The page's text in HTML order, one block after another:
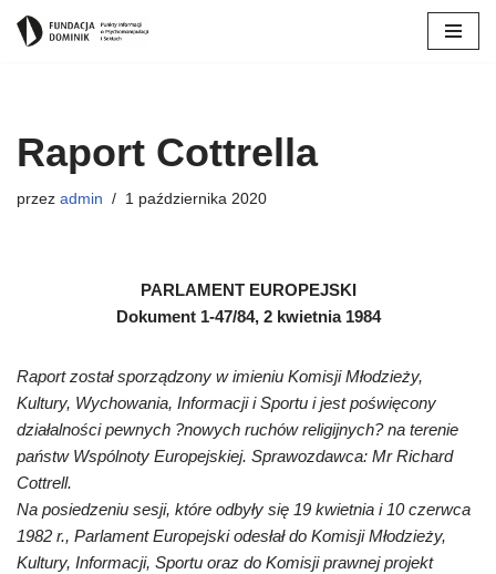
Raport Cottrella
przez admin 1 października 2020
PARLAMENT EUROPEJSKI
Dokument 1-47/84, 2 kwietnia 1984
Raport został sporządzony w imieniu Komisji Młodzieży,
Kultury, Wychowania, Informacji i Sportu i jest poświęcony
działalności pewnych ?nowych ruchów religijnych? na terenie
państw Wspólnoty Europejskiej. Sprawozdawca: Mr Richard
Cottrell.
Na posiedzeniu sesji, które odbyły się 19 kwietnia i 10 czerwca
1982 r., Parlament Europejski odesłał do Komisji Młodzieży,
Kultury, Informacji, Sportu oraz do Komisji prawnej projekt